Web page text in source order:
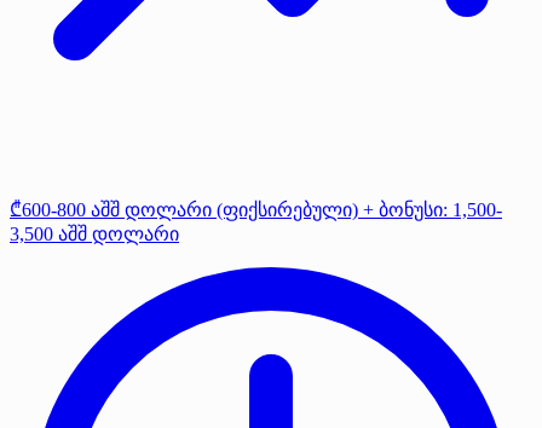
₾600-800 აშშ დოლარი (ფიქსირებული) + ბონუსი: 1,500-
3,500 აშშ დოლარი